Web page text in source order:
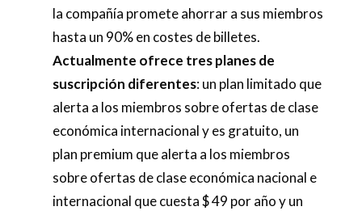
la compañía promete ahorrar a sus miembros
hasta un 90% en costes de billetes.
Actualmente ofrece tres planes de
suscripción diferentes: un plan limitado que
alerta a los miembros sobre ofertas de clase
económica internacional y es gratuito, un
plan premium que alerta a los miembros
sobre ofertas de clase económica nacional e
internacional que cuesta $ 49 por año y un